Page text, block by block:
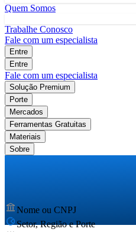
Quem Somos
Trabalhe Conosco
Fale com um especialista
Entre
Entre
Fale com um especialista
Solução Premium
Porte
Mercados
Ferramentas Gratuitas
Materiais
Sobre
Nome ou CNPJ
Setor, Região e Porte